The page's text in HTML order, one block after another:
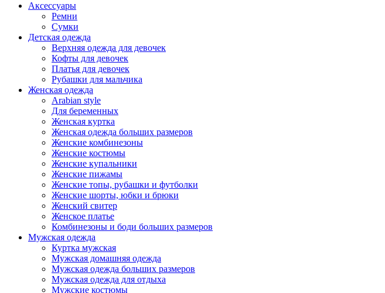
Аксессуары
Ремни
Сумки
Детская одежда
Верхняя одежда для девочек
Кофты для девочек
Платья для девочек
Рубашки для мальчика
Женская одежда
Arabian style
Для беременных
Женская куртка
Женская одежда больших размеров
Женские комбинезоны
Женские костюмы
Женские купальники
Женские пижамы
Женские топы, рубашки и футболки
Женские шорты, юбки и брюки
Женский свитер
Женское платье
Комбинезоны и боди больших размеров
Мужская одежда
Куртка мужская
Мужская домашняя одежда
Мужская одежда больших размеров
Мужская одежда для отдыха
Мужские костюмы